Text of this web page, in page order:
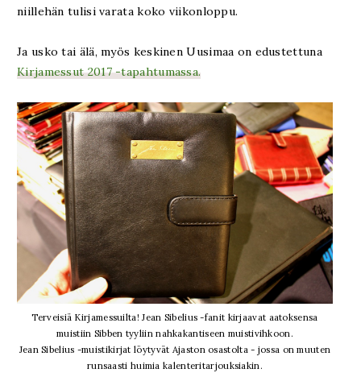
niillehän tulisi varata koko viikonloppu.
Ja usko tai älä, myös keskinen Uusimaa on edustettuna
Kirjamessut 2017 -tapahtumassa.
Terveisiä Kirjamessuilta! Jean Sibelius -fanit kirjaavat aatoksensa
muistiin Sibben tyyliin nahkakantiseen muistivihkoon.
Jean Sibelius -muistikirjat löytyvät Ajaston osastolta - jossa on muuten
runsaasti huimia kalenteritarjouksiakin.